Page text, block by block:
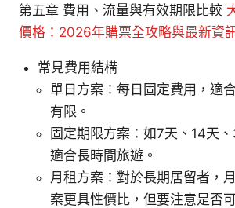
第五章 費用、流量與有效期限比較
價格：2026年購票全攻略與最新資
常見費用結構
單日方案：每日固定費用，適
有限。
固定期限方案：如7天、14天
適合長時間旅遊。
月租方案：對於長期居留者，
案更具性價比，但要注意是否